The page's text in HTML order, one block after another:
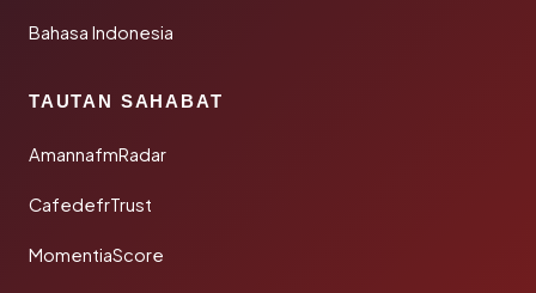
Bahasa Indonesia
TAUTAN SAHABAT
AmannafmRadar
CafedefrTrust
MomentiaScore